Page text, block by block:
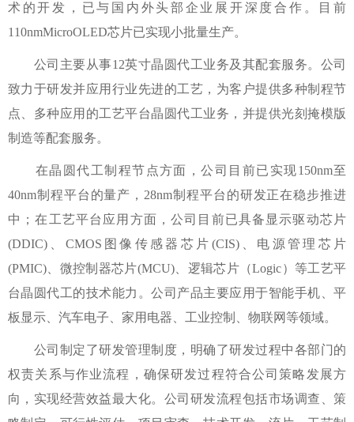
术的开发，已与国内外头部企业展开深度合作。目前
110nmMicroOLED芯片已实现小批量生产。
公司主要从事12英寸晶圆代工业务及其配套服务。公司
致力于研发并应用行业先进的工艺，为客户提供多种制程节
点、多种应用的工艺平台晶圆代工业务，并提供光刻掩模版
制造等配套服务。
在晶圆代工制程节点方面，公司目前已实现150nm至
40nm制程平台的量产，28nm制程平台的研发正在稳步推进
中；在工艺平台应用方面，公司目前已具备显示驱动芯片
(DDIC)、CMOS图像传感器芯片(CIS)、电源管理芯片
(PMIC)、微控制器芯片(MCU)、逻辑芯片（Logic）等工艺平
台晶圆代工的技术能力。公司产品主要应用于智能手机、平
板显示、汽车电子、家用电器、工业控制、物联网等领域。
公司制定了研发管理制度，明确了研发过程中各部门的
权责关系与作业流程，确保研发过程符合公司策略发展方
向，实现经营效益最大化。公司研发流程包括市场调查、策